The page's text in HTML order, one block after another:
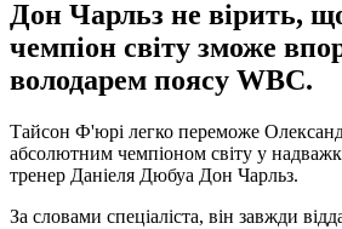
Дон Чарльз не вірить,
чемпіон світу зможе
володарем поясу WBC.
Тайсон Ф'юрі легко переможе
абсолютним чемпіоном світу у
тренер Даніеля Дюбуа Дон Чарльз.
За словами спеціаліста, він завжди